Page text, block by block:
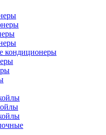
кондиционеры